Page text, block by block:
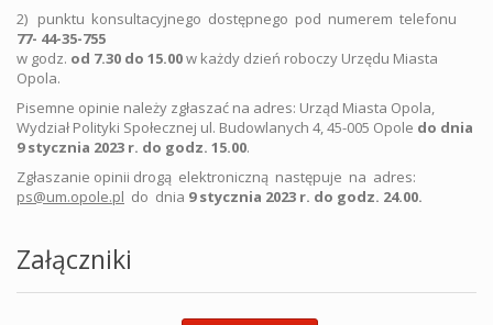
2) punktu konsultacyjnego dostępnego pod numerem telefonu
77- 44-35-755
w godz. od 7.30 do 15.00w każdy dzień roboczy Urzędu Miasta
Opola.
Pisemne opinie należy zgłaszać na adres: Urząd Miasta Opola,
Wydział Polityki Społecznej ul. Budowlanych 4, 45-005 Opole do dnia
9 stycznia 2023 r. do godz. 15.00.
Zgłaszanie opinii drogą elektroniczną następuje na adres:
ps@um.opole.pl do dnia 9 stycznia 2023 r. do godz. 24.00.
Załączniki